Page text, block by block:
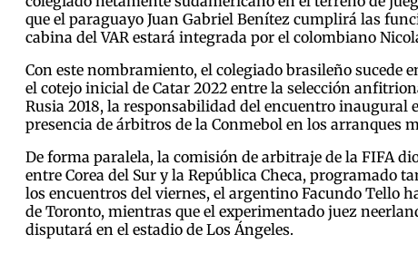
que el paraguayo Juan Gabriel Benítez cumplirá las
cabina del VAR estará integrada por el colombiano
Con este nombramiento, el colegiado brasileño
el cotejo inicial de Catar 2022 entre la selección
Rusia 2018, la responsabilidad del encuentro inaugural
presencia de árbitros de la Conmebol en los arranques
De forma paralela, la comisión de arbitraje de la FIFA
entre Corea del Sur y la República Checa, programado
los encuentros del viernes, el argentino Facundo Tello
de Toronto, mientras que el experimentado juez
disputará en el estadio de Los Ángeles.